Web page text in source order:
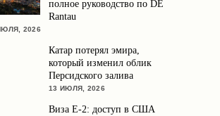
полное руководство по DE
Rantau
2026
Катар потерял эмира,
который изменил облик
Персидского залива
13 ИЮЛЯ, 2026
Виза E-2: доступ в США